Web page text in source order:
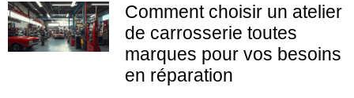
Comment choisir un atelier
de carrosserie toutes
marques pour vos besoins
en réparation